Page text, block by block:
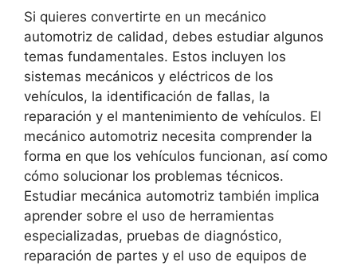
Si quieres convertirte en un mecánico
automotriz de calidad, debes estudiar algunos
temas fundamentales. Estos incluyen los
sistemas mecánicos y eléctricos de los
vehículos, la identificación de fallas, la
reparación y el mantenimiento de vehículos. El
mecánico automotriz necesita comprender la
forma en que los vehículos funcionan, así como
cómo solucionar los problemas técnicos.
Estudiar mecánica automotriz también implica
aprender sobre el uso de herramientas
especializadas, pruebas de diagnóstico,
reparación de partes y el uso de equipos de